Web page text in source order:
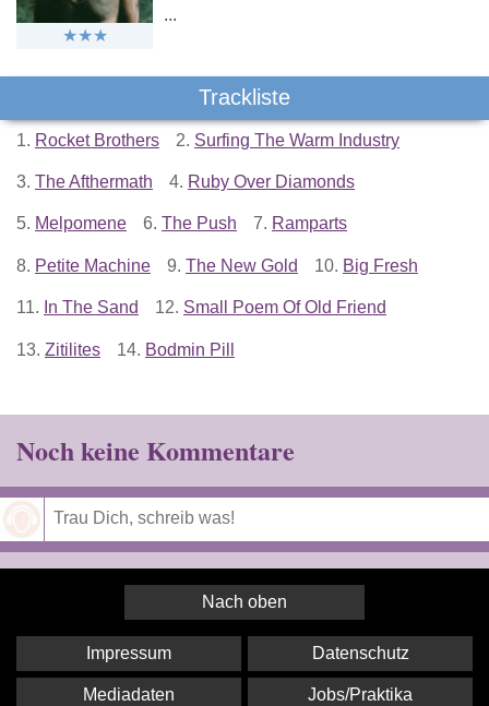
...
Trackliste
1. Rocket Brothers 2. Surfing The Warm Industry
3. The Afthermath 4. Ruby Over Diamonds
5. Melpomene 6. The Push 7. Ramparts
8. Petite Machine 9. The New Gold 10. Big Fresh
11. In The Sand 12. Small Poem Of Old Friend
13. Zitilites 14. Bodmin Pill
Noch keine Kommentare
Nach oben
Impressum Datenschutz
Mediadaten Jobs/Praktika